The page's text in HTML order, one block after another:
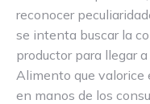
reconocer
se intenta buscar la
productor para llegar
Alimento que valorice
en manos de los